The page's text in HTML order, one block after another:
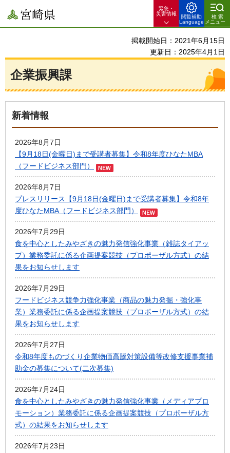
宮崎県
緊急・
災害情報
閲覧補助
Language
検索
メニュー
掲載開始日：2021年6月15日
更新日：2025年4月1日
企業振興課
新着情報
2026年8月7日
【9月18日(金曜日)まで受講者募集】令和8年度ひなたMBA
（フードビジネス部門）
2026年8月7日
プレスリリース【9月18日(金曜日)まで受講者募集】令和8年
度ひなたMBA（フードビジネス部門）
2026年7月29日
食を中心としたみやざきの魅力発信強化事業（雑誌タイアッ
プ）業務委託に係る企画提案競技（プロポーザル方式）の結
果をお知らせします
2026年7月29日
フードビジネス競争力強化事業（商品の魅力発掘・強化事
業）業務委託に係る企画提案競技（プロポーザル方式）の結
果をお知らせします
2026年7月27日
令和8年度ものづくり企業物価高騰対策設備等改修支援事業補
助金の募集について(二次募集)
2026年7月24日
食を中心としたみやざきの魅力発信強化事業（メディアプロ
モーション）業務委託に係る企画提案競技（プロポーザル方
式）の結果をお知らせします
2026年7月23日